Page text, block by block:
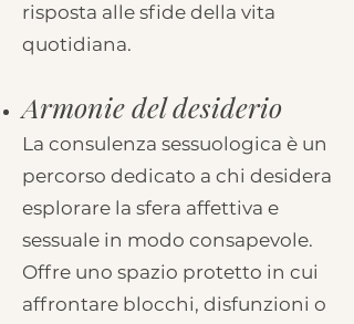
risposta alle sfide della vita
quotidiana.
Armonie del desiderio
La consulenza sessuologica è un
percorso dedicato a chi desidera
esplorare la sfera affettiva e
sessuale in modo consapevole.
Offre uno spazio protetto in cui
affrontare blocchi, disfunzioni o